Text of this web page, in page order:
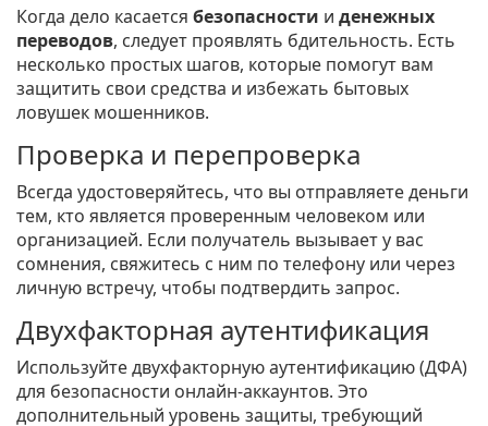
Когда дело касается безопасности и денежных
переводов, следует проявлять бдительность. Есть
несколько простых шагов, которые помогут вам
защитить свои средства и избежать бытовых
ловушек мошенников.
Проверка и перепроверка
Всегда удостоверяйтесь, что вы отправляете деньги
тем, кто является проверенным человеком или
организацией. Если получатель вызывает у вас
сомнения, свяжитесь с ним по телефону или через
личную встречу, чтобы подтвердить запрос.
Двухфакторная аутентификация
Используйте двухфакторную аутентификацию (ДФА)
для безопасности онлайн-аккаунтов. Это
дополнительный уровень защиты, требующий